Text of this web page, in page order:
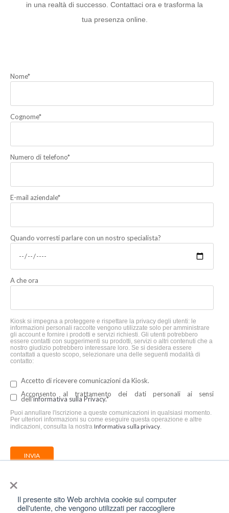
×
Il presente sito Web archivia cookie sul computer
dell'utente, che vengono utilizzati per raccogliere
in una realtà di successo. Contattaci ora e trasforma la
tua presenza online.
Nome*
Cognome*
Numero di telefono*
E-mail aziendale*
Quando vorresti parlare con un nostro specialista?
A che ora
Kiosk si impegna a proteggere e rispettare la privacy degli utenti: le
informazioni personali raccolte vengono utilizzate solo per amministrare
gli account e fornire i prodotti e servizi richiesti. Gli utenti potrebbero
essere contatti con suggerimenti su prodotti, servizi o altri contenuti che a
nostro giudizio potrebbero interessare loro. Se si desidera essere
contattati a questo scopo, selezionare una delle seguenti modalità di
contatto:
Accetto di ricevere comunicazioni da Kiosk.
Acconsento al trattamento dei dati personali ai sensi
dell'informativa sulla Privacy.*
Puoi annullare l'iscrizione a queste comunicazioni in qualsiasi momento.
Per ulteriori informazioni su come eseguire questa operazione e altre
indicazioni, consulta la nostra Informativa sulla privacy